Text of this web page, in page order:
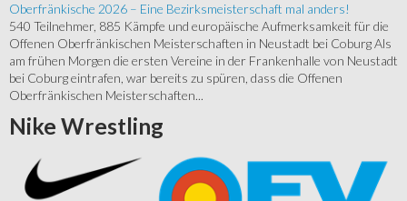
Oberfränkische 2026 – Eine Bezirksmeisterschaft mal anders!
540 Teilnehmer, 885 Kämpfe und europäische Aufmerksamkeit für die
Offenen Oberfränkischen Meisterschaften in Neustadt bei Coburg Als
am frühen Morgen die ersten Vereine in der Frankenhalle von Neustadt
bei Coburg eintrafen, war bereits zu spüren, dass die Offenen
Oberfränkischen Meisterschaften...
Nike Wrestling